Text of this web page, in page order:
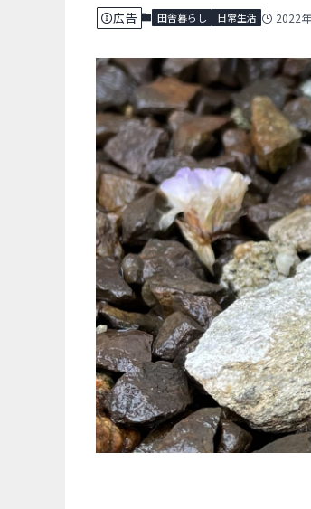
広告 田舎暮らし 日常生活 2022